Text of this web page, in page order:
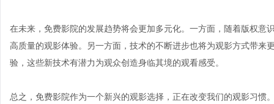
在未来，免费影院的发展趋势将会更加多元化。一方面，随着版权意
高质量的观影体验。另一方面，技术的不断进步也将为观影方式带来
验，这些新技术有潜力为观众创造身临其境的观看感受。
总之，免费影院作为一个新兴的观影选择，正在改变我们的观影习